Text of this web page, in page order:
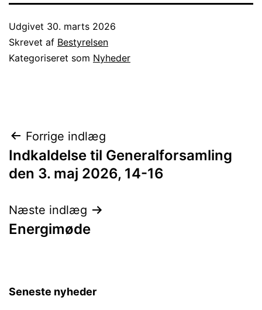
Udgivet 30. marts 2026
Skrevet af Bestyrelsen
Kategoriseret som Nyheder
Indlægsnavigation
Forrige indlæg
Indkaldelse til Generalforsamling
den 3. maj 2026, 14-16
Næste indlæg
Energimøde
Seneste nyheder